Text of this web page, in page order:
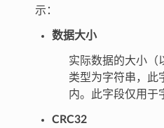
示：
数据大小
实际数据的大小（
类型为字符串，此
内。此字段仅用于
CRC32